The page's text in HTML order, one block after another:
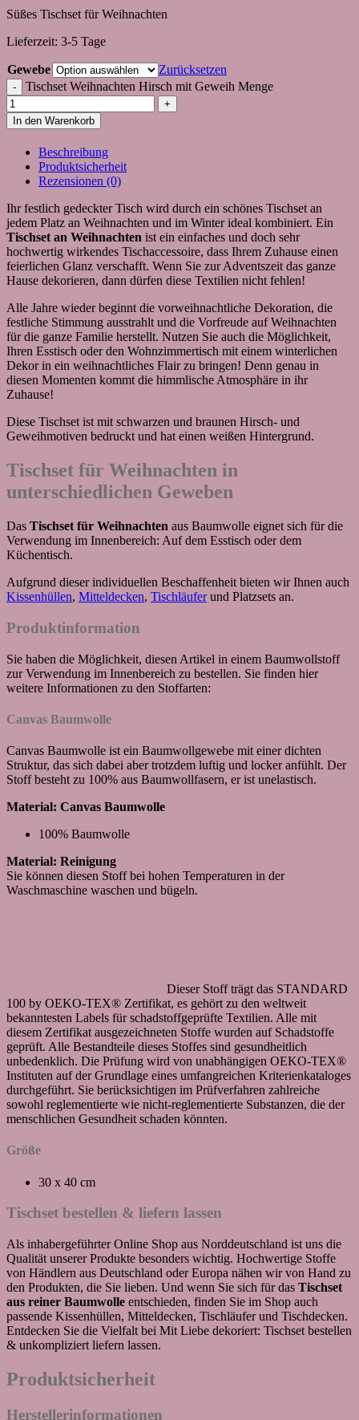
Süßes Tischset für Weihnachten
Lieferzeit: 3-5 Tage
Gewebe
Zurücksetzen
Tischset Weihnachten Hirsch mit Geweih Menge
In den Warenkorb
Beschreibung
Produktsicherheit
Rezensionen (0)
Ihr festlich gedeckter Tisch wird durch ein schönes Tischset an
jedem Platz an Weihnachten und im Winter ideal kombiniert. Ein
Tischset an Weihnachten ist ein einfaches und doch sehr
hochwertig wirkendes Tischaccessoire, dass Ihrem Zuhause einen
feierlichen Glanz verschafft. Wenn Sie zur Adventszeit das ganze
Hause dekorieren, dann dürfen diese Textilien nicht fehlen!
Alle Jahre wieder beginnt die vorweihnachtliche Dekoration, die
festliche Stimmung ausstrahlt und die Vorfreude auf Weihnachten
für die ganze Familie herstellt. Nutzen Sie auch die Möglichkeit,
Ihren Esstisch oder den Wohnzimmertisch mit einem winterlichen
Dekor in ein weihnachtliches Flair zu bringen! Denn genau in
diesen Momenten kommt die himmlische Atmosphäre in ihr
Zuhause!
Diese Tischset ist mit schwarzen und braunen Hirsch- und
Geweihmotiven bedruckt und hat einen weißen Hintergrund.
Tischset für Weihnachten in
unterschiedlichen Geweben
Das Tischset für Weihnachten aus Baumwolle eignet sich für die
Verwendung im Innenbereich: Auf dem Esstisch oder dem
Küchentisch.
Aufgrund dieser individuellen Beschaffenheit bieten wir Ihnen auch
Kissenhüllen, Mitteldecken, Tischläuferund Platzsets an.
Produktinformation
Sie haben die Möglichkeit, diesen Artikel in einem Baumwollstoff
zur Verwendung im Innenbereich zu bestellen. Sie finden hier
weitere Informationen zu den Stoffarten:
Canvas Baumwolle
Canvas Baumwolle ist ein Baumwollgewebe mit einer dichten
Struktur, das sich dabei aber trotzdem luftig und locker anfühlt. Der
Stoff besteht zu 100% aus Baumwollfasern, er ist unelastisch.
Material: Canvas Baumwolle
100% Baumwolle
Material: Reinigung
Sie können diesen Stoff bei hohen Temperaturen in der
Waschmaschine waschen und bügeln.
Dieser Stoff trägt das STANDARD
100 by OEKO-TEX® Zertifikat, es gehört zu den weltweit
bekanntesten Labels für schadstoffgeprüfte Textilien. Alle mit
diesem Zertifikat ausgezeichneten Stoffe wurden auf Schadstoffe
geprüft. Alle Bestandteile dieses Stoffes sind gesundheitlich
unbedenklich. Die Prüfung wird von unabhängigen OEKO-TEX®
Instituten auf der Grundlage eines umfangreichen Kriterienkataloges
durchgeführt. Sie berücksichtigen im Prüfverfahren zahlreiche
sowohl reglementierte wie nicht-reglementierte Substanzen, die der
menschlichen Gesundheit schaden könnten.
Größe
30 x 40 cm
Tischset bestellen & liefern lassen
Als inhabergeführter Online Shop aus Norddeutschland ist uns die
Qualität unserer Produkte besonders wichtig. Hochwertige Stoffe
von Händlern aus Deutschland oder Europa nähen wir von Hand zu
den Produkten, die Sie lieben. Und wenn Sie sich für das Tischset
aus reiner Baumwolle entschieden, finden Sie im Shop auch
passende Kissenhüllen, Mitteldecken, Tischläufer und Tischdecken.
Entdecken Sie die Vielfalt bei Mit Liebe dekoriert: Tischset bestellen
& unkompliziert liefern lassen.
Produktsicherheit
Herstellerinformationen